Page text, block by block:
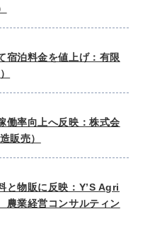
宿泊料金を値上げ：有限
働率向上へ反映：株式会
販売）
と物販に反映：Y’S Agri
農業経営コンサルティン